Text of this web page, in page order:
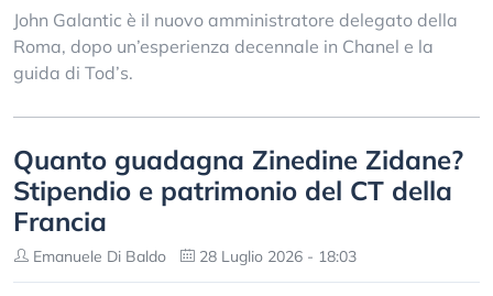
John Galantic è il nuovo amministratore delegato della
Roma, dopo un’esperienza decennale in Chanel e la
guida di Tod’s.
Quanto guadagna Zinedine Zidane?
Stipendio e patrimonio del CT della
Francia
Emanuele Di Baldo 28 Luglio 2026 - 18:03